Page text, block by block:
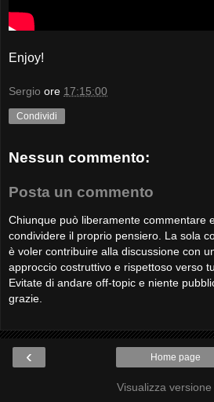
Enjoy!
Sergio ore 17:15:00
Condividi
Nessun commento:
Posta un commento
Chiunque può liberamente commentare
condividere il proprio pensiero. La sola
è voler contribuire alla discussione con
approccio costruttivo e rispettoso verso
Evitate di andare off-topic e niente
grazie.
‹ Home page
Visualizza versione